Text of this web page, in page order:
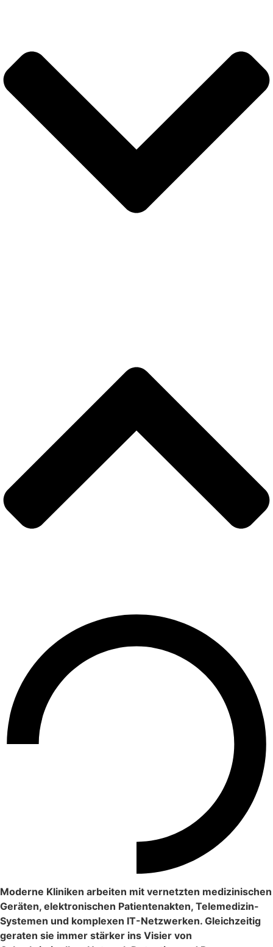
Moderne Kliniken arbeiten mit vernetzten medizinischen
Geräten, elektronischen Patientenakten, Telemedizin-
Systemen und komplexen IT-Netzwerken. Gleichzeitig
geraten sie immer stärker ins Visier von